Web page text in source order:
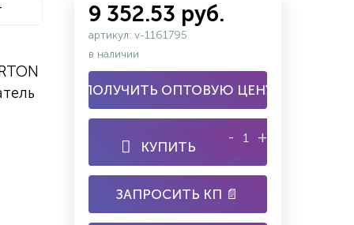
9 352.53 руб.
артикул: v-1161795
в наличии
ПОЛУЧИТЬ ОПТОВУЮ ЦЕНУ
КУПИТЬ
- +
ЗАПРОСИТЬ КП 📄